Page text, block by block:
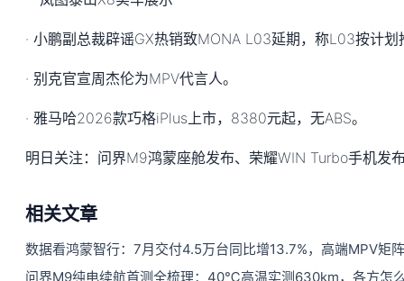
· 小鹏副总裁辟谣GX热销致MONA L03延期，称L03按计划
· 别克官宣周杰伦为MPV代言人。
· 雅马哈2026款巧格iPlus上市，8380元起，无ABS。
明日关注：问界M9鸿蒙座舱发布、荣耀WIN Turbo手机发
相关文章
数据看鸿蒙智行：7月交付4.5万台同比增13.7%，高端MPV矩
问界M9纯电续航首测全梳理：40℃高温实测630km，各方怎